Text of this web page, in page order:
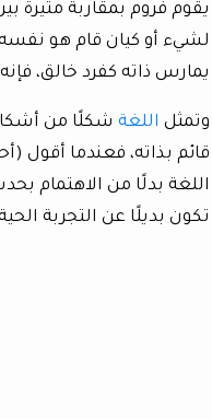
يقوم فروم بمقاربة مثيرة
لشيء أو كيان قام هو نفسه
يمارس ذاته كفرد خالق،
وتمثل اللغة شكلًا من
قائم بذاته، فعندما أقول
اللغة بدلًا من الاهتمام
تكون بديلًا عن التجربة